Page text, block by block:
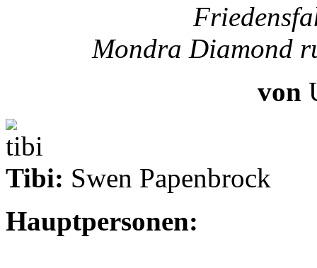
Mondra Diamond
von
Tibi: Swen Papenbrock
Hauptpersonen: